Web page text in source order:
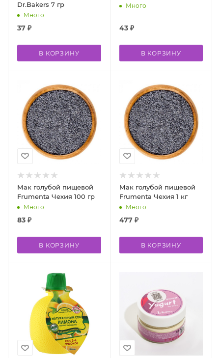
Dr.Bakers 7 гр
Много
37 ₽
В КОРЗИНУ
Много
43₽
В КОРЗИНУ
Мак голубой пищевой
Frumenta Чехия 100 гр
Много
83 ₽
В КОРЗИНУ
Мак голубой пищевой
Frumenta Чехия 1 кг
Много
477₽
В КОРЗИНУ